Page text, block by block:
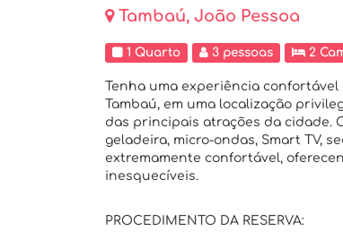
Tambaú, João Pessoa
1 Quarto 3 pessoas 2
Tenha uma experiência
Tambaú, em uma localização
das principais atrações da cidade.
geladeira, micro-ondas, Smart TV,
extremamente confortável,
inesquecíveis.
PROCEDIMENTO DA RESERVA: